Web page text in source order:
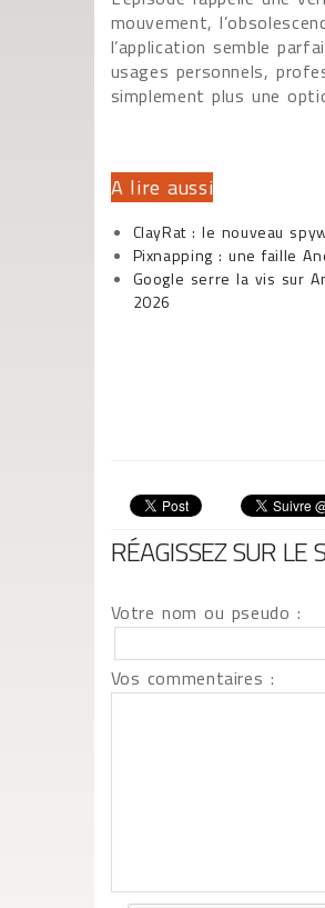
mouvement,
l’application semble
usages personnels,
simplement plus une
A lire aussi
ClayRat : le nouveau
Pixnapping : une faille
Google serre la vis sur
2026
RÉAGISSEZ SUR LE
Votre nom ou pseudo :
Vos commentaires :